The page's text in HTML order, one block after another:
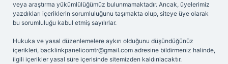
veya araştırma yükümlülüğümüz bulunmamaktadır. Ancak, üyelerimiz
yazdıkları içeriklerin sorumluluğunu taşımakta olup, siteye üye olarak
bu sorumluluğu kabul etmiş sayılırlar.
Hukuka ve yasal düzenlemelere aykırı olduğunu düşündüğünüz
içerikleri, backlinkpanelicomtr@gmail.com adresine bildirmeniz halinde,
ilgili içerikler yasal süre içerisinde sitemizden kaldırılacaktır.